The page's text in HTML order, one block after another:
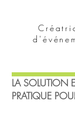
LA SOLUTION
PRATIQUE